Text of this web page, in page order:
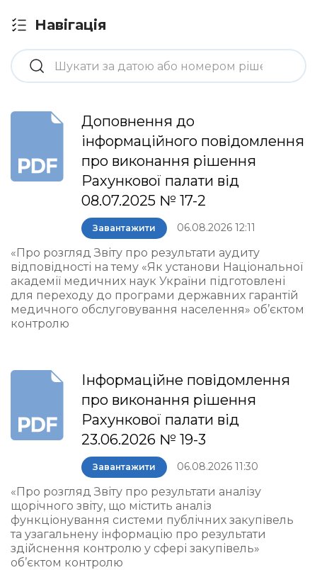
Навігація
Доповнення до
інформаційного повідомлення
про виконання рішення
Рахункової палати від
08.07.2025 № 17-2
Завантажити 06.08.2026 12:11
«Про розгляд Звіту про результати аудиту
відповідності на тему «Як установи Національної
академії медичних наук України підготовлені
для переходу до програми державних гарантій
медичного обслуговування населення» об’єктом
контролю
Інформаційне повідомлення
про виконання рішення
Рахункової палати від
23.06.2026 № 19-3
Завантажити 06.08.2026 11:30
«Про розгляд Звіту про результати аналізу
щорічного звіту, що містить аналіз
функціонування системи публічних закупівель
та узагальнену інформацію про результати
здійснення контролю у сфері закупівель»
об’єктом контролю